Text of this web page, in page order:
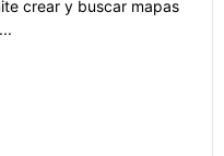
crear y buscar mapas